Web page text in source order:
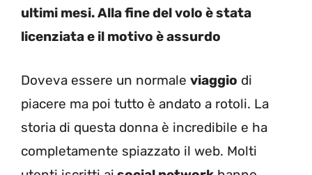
ultimi mesi. Alla fine del volo è stata
licenziata e il motivo è assurdo
Doveva essere un normale viaggio di
piacere ma poi tutto è andato a rotoli. La
storia di questa donna è incredibile e ha
completamente spiazzato il web. Molti